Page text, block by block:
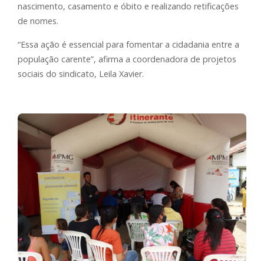
nascimento, casamento e óbito e realizando retificações
de nomes.
“Essa ação é essencial para fomentar a cidadania entre a
população carente”, afirma a coordenadora de projetos
sociais do sindicato, Leila Xavier.